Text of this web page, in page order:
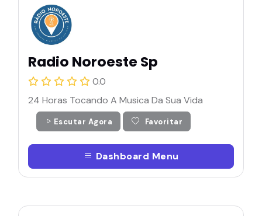
Radio Noroeste Sp
0.0
24 Horas Tocando A Musica Da Sua Vida
Escutar Agora Favoritar
Dashboard Menu